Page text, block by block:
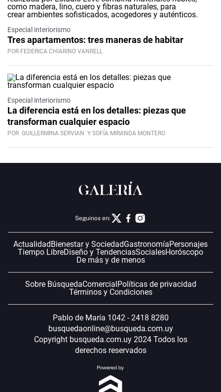
Especial interiorismo
Tres apartamentos: tres maneras de habitar
POR FEDERICA CHIARINO VANRELL
Especial interiorismo
La diferencia está en los detalles: piezas que
transforman cualquier espacio
POR GUILLERMINA SERVIAN Y SOFÍA MIRANDA MONTERO
Seguinos en:
Actualidad Bienestar y SociedadGastronomíaPersonajes
Tiempo LibreDiseño y TendenciasSocialesHoróscopo
De más y de menos
Sobre BúsquedaComercial Políticas de privacidad
Términos y Condiciones
Pablo de María 1042 - 2418 8280
busquedaonline@busqueda.com.uy
Copyright busqueda.com.uy 2024 Todos los
derechos reservados